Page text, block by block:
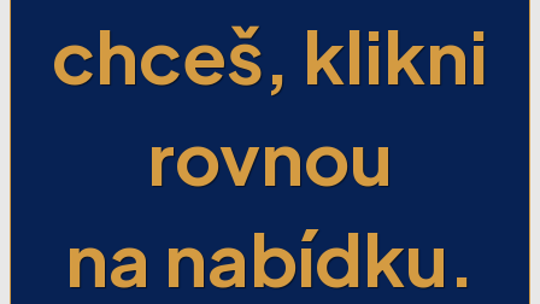
chceš, klikni
rovnou
na nabídku.